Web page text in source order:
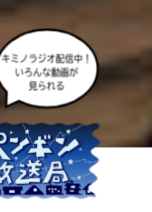
キミノラジオ配信中！
いろんな動画が
見られる